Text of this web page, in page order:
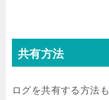
共有方法
ログを共有する方法も